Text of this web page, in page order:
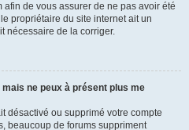
de vous assurer de ne pas avoir été
propriétaire du site internet ait un
nécessaire de la corriger.
ne peux à présent plus me
désactivé ou supprimé votre compte
beaucoup de forums suppriment